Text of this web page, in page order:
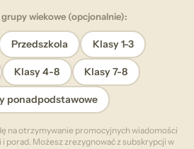
wiekowe (opcjonalnie):
Przedszkola Klasy 1-3
Klasy 4-8 Klasy 7-8
ponadpodstawowe
na otrzymywanie promocyjnych wiadomości
porad. Możesz zrezygnować z subskrypcji w